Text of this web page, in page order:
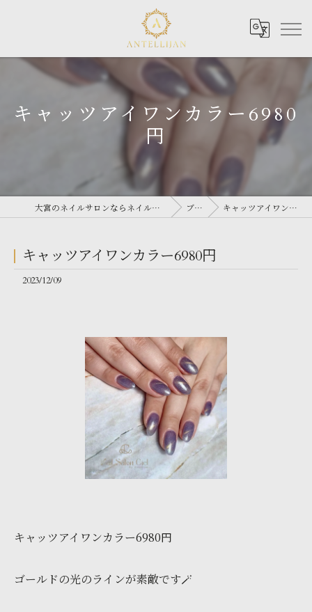
キャッツアイワンカラー6980
円
大宮のネイルサロンならネイルサロン Antellijan 大宮 ブログ キャッツアイワンカラー6980円
キャッツアイワンカラー6980円
2023/12/09
キャッツアイワンカラー6980円
ゴールドの光のラインが素敵です🪄